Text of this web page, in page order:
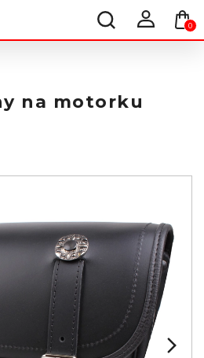
0
na motorku